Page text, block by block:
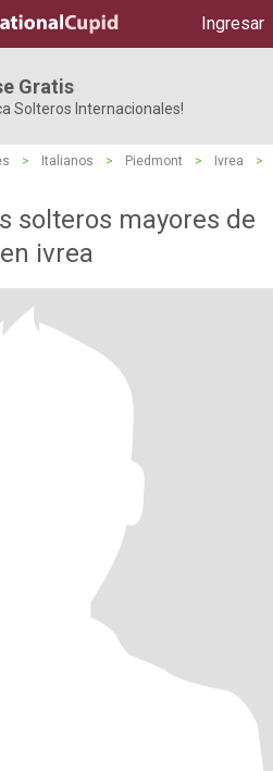
Ingresar
Gratis
Solteros Internacionales!
> Italianos > Piedmont > Ivrea
>
solteros mayores de
ivrea